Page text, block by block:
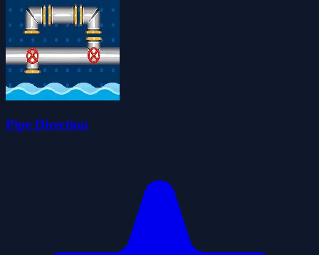
Pipe Direction